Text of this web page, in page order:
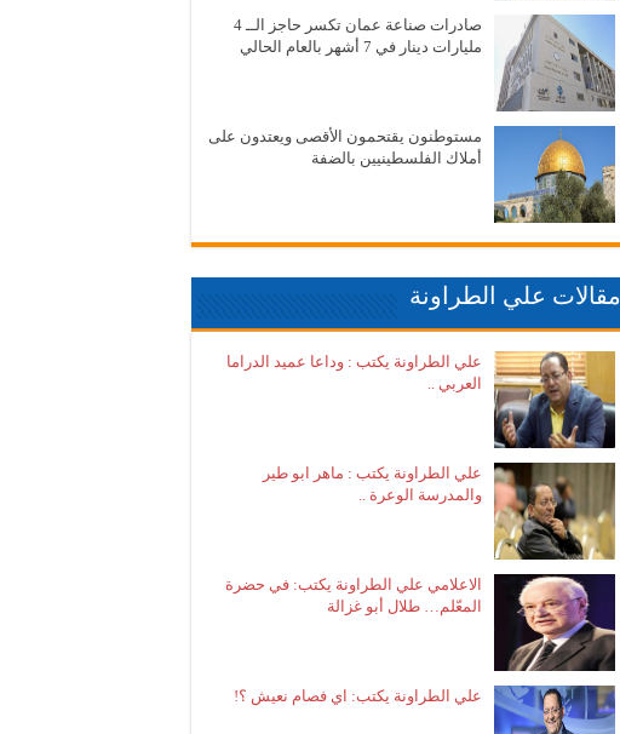
صادرات صناعة عمان تكسر حاجز الــ 4
مليارات دينار في 7 أشهر بالعام الحالي
مستوطنون يقتحمون الأقصى ويعتدون على
أملاك الفلسطينيين بالضفة
مقالات علي الطراونة
علي الطراونة يكتب : وداعا عميد الدراما
العربي ..
علي الطراونة يكتب : ماهر ابو طير
والمدرسة الوعرة ..
الاعلامي علي الطراونة يكتب: في حضرة
المعّلم… طلال أبو غزالة
علي الطراونة يكتب: اي فصام نعيش ؟!